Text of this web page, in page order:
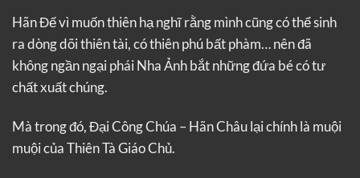
Hãn Đế vì muốn thiên hạ nghĩ rằng mình cũng có thể sinh
ra dòng dõi thiên tài, có thiên phú bất phàm… nên đã
không ngần ngại phái Nha Ảnh bắt những đứa bé có tư
chất xuất chúng.
Mà trong đó, Đại Công Chúa – Hãn Châu lại chính là muội
muội của Thiên Tà Giáo Chủ.